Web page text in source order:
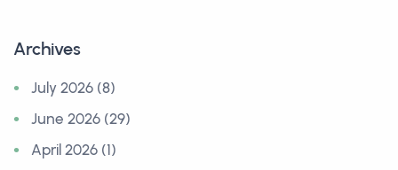
Archives
July 2026 (8)
June 2026 (29)
April 2026 (1)